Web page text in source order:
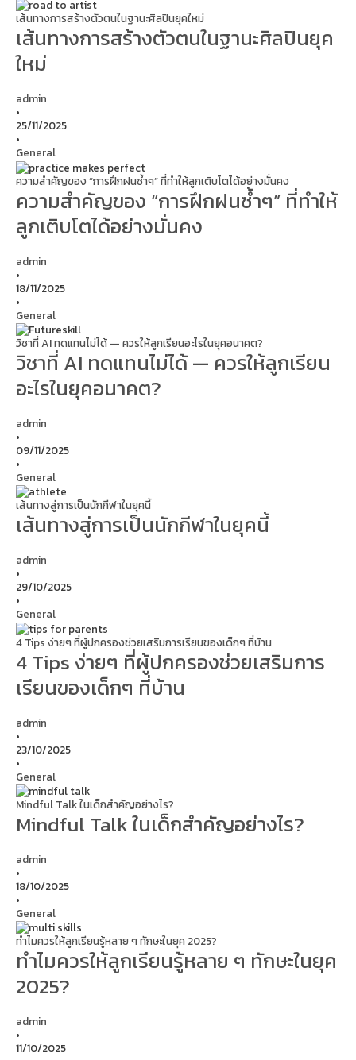
เส้นทางการสร้างตัวตนในฐานะศิลปินยุคใหม่
เส้นทางการสร้างตัวตนในฐานะศิลปินยุค
ใหม่
admin
•
25/11/2025
•
General
ความสำคัญของ “การฝึกฝนซ้ำๆ” ที่ทำให้ลูกเติบโตได้อย่างมั่นคง
ความสำคัญของ “การฝึกฝนซ้ำๆ” ที่ทำให้
ลูกเติบโตได้อย่างมั่นคง
admin
•
18/11/2025
•
General
วิชาที่ AI ทดแทนไม่ได้ — ควรให้ลูกเรียนอะไรในยุคอนาคต?
วิชาที่ AI ทดแทนไม่ได้ — ควรให้ลูกเรียน
อะไรในยุคอนาคต?
admin
•
09/11/2025
•
General
เส้นทางสู่การเป็นนักกีฬาในยุคนี้
เส้นทางสู่การเป็นนักกีฬาในยุคนี้
admin
•
29/10/2025
•
General
4 Tips ง่ายๆ ที่ผู้ปกครองช่วยเสริมการเรียนของเด็กๆ ที่บ้าน
4 Tips ง่ายๆ ที่ผู้ปกครองช่วยเสริมการ
เรียนของเด็กๆ ที่บ้าน
admin
•
23/10/2025
•
General
Mindful Talk ในเด็กสำคัญอย่างไร?
Mindful Talk ในเด็กสำคัญอย่างไร?
admin
•
18/10/2025
•
General
ทำไมควรให้ลูกเรียนรู้หลาย ๆ ทักษะในยุค 2025?
ทำไมควรให้ลูกเรียนรู้หลาย ๆ ทักษะในยุค
2025?
admin
•
11/10/2025